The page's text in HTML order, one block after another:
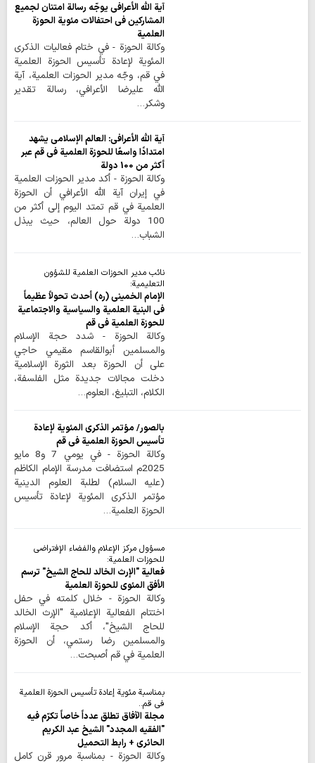
آية الله الأعرافي يوجّه رسالة امتنان لجميع
المشاركين في احتفالات مئوية الحوزة
العلمية
وكالة الحوزة - في ختام فعاليات الذكرى
المئوية لإعادة تأسيس الحوزة العلمية
في قم، وجّه مدير الحوزات العلمية، آية
الله عليرضا الأعرافي، رسالة تقدير
وشكر…
آية الله الأعرافي: العالم الإسلامي يشهد
امتدادًا واسعًا للحوزة العلمية في قم عبر
أكثر من 100 دولة
وكالة الحوزة - أكد مدير الحوزات العلمية
في إيران آية الله الأعرافي أن الحوزة
العلمية في قم تمتد اليوم إلى أكثر من
100 دولة حول العالم، حيث يبذل
الشباب…
نائب مدير الحوزات العلمية للشؤون
التعليمية:
الإمام الخميني (ره) أحدث تحولاً عظيماً
في البنية العلمية والسياسية والاجتماعية
للحوزة العلمية في قم
وكالة الحوزة - شدد حجة الإسلام
والمسلمين أبوالقاسم مقيمي حاجي
على أن الحوزة بعد الثورة الإسلامية
دخلت مجالات جديدة مثل الفلسفة،
الكلام، التبليغ، العلوم…
بالصور/ مؤتمر الذكرى المئوية لإعادة
تأسيس الحوزة العلمية في قم
وكالة الحوزة - في يومي 7 و8 مايو
2025م استضافت مدرسة الإمام الكاظم
(عليه السلام) لطلبة العلوم الدينية
مؤتمر الذكرى المئوية لإعادة تأسيس
الحوزة العلمية…
مسؤول مركز الإعلام والفضاء الإفتراضي
للحوزات العلمية:
فعالية "الإرث الخالد للحاج الشيخ" ترسم
الأفق المئوي للحوزة العلمية
وكالة الحوزة - خلال كلمته في حفل
اختتام الفعالية الإعلامية "الإرث الخالد
للحاج الشيخ"، أكد حجة الإسلام
والمسلمين رضا رستمي، أن الحوزة
العلمية في قم أصبحت…
بمناسبة مئوية إعادة تأسيس الحوزة العلمية
في قم..
مجلة الآفاق تطلق عدداً خاصاً تكرّم فيه
"الفقيه المجدد" الشيخ عبد الكريم
الحائري + رابط التحميل
وكالة الحوزة - بمناسبة مرور قرن كامل